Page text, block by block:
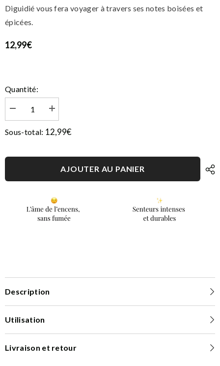
Diguidié vous fera voyager à travers ses notes boisées et
épicées.
12,99€
Quantité:
Diminuer
la
de
Augmenter
la
de
Sous-total: 12,99€
AJOUTER AU PANIER
Description
Utilisation
Livraison et retour